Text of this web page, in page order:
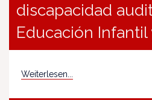
discapacidad
Educación Infantil
Weiterlesen...